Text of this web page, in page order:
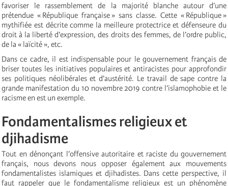
favoriser le rassemblement de la majorité blanche autour d’une
prétendue « République française » sans classe. Cette « République »
mythifiée est décrite comme la meilleure protectrice et défenseure du
droit à la liberté d’expression, des droits des femmes, de l’ordre public,
de la « laïcité », etc.
Dans ce cadre, il est indispensable pour le gouvernement français de
briser toutes les initiatives populaires et antiracistes pour approfondir
ses politiques néolibérales et d’austérité. Le travail de sape contre la
grande manifestation du 10 novembre 2019 contre l’islamophobie et le
racisme en est un exemple.
Fondamentalismes religieux et
djihadisme
Tout en dénonçant l’offensive autoritaire et raciste du gouvernement
français, nous devons nous opposer également aux mouvements
fondamentalistes islamiques et djihadistes. Dans cette perspective, il
faut rappeler que le fondamentalisme religieux est un phénomène